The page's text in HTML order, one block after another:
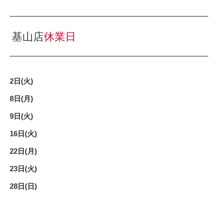
基山店休業日
2日(火)
8日(月)
9日(火)
16日(火)
22日(月)
23日(火)
28日(日)